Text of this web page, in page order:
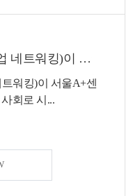
제14회 용스네(용산 스타트업 네트워킹)이 진행되었습니다:)
워킹)이 서울A+센
회로 시...